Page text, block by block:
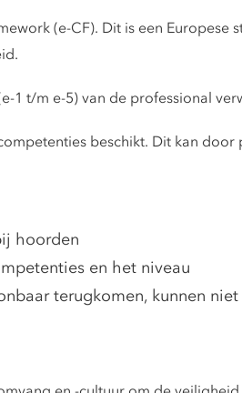
(e-CF). Dit is een Europese
1 t/m e-5) van de professional
beschikt. Dit kan
hoorden
en het niveau
terugkomen, kunnen